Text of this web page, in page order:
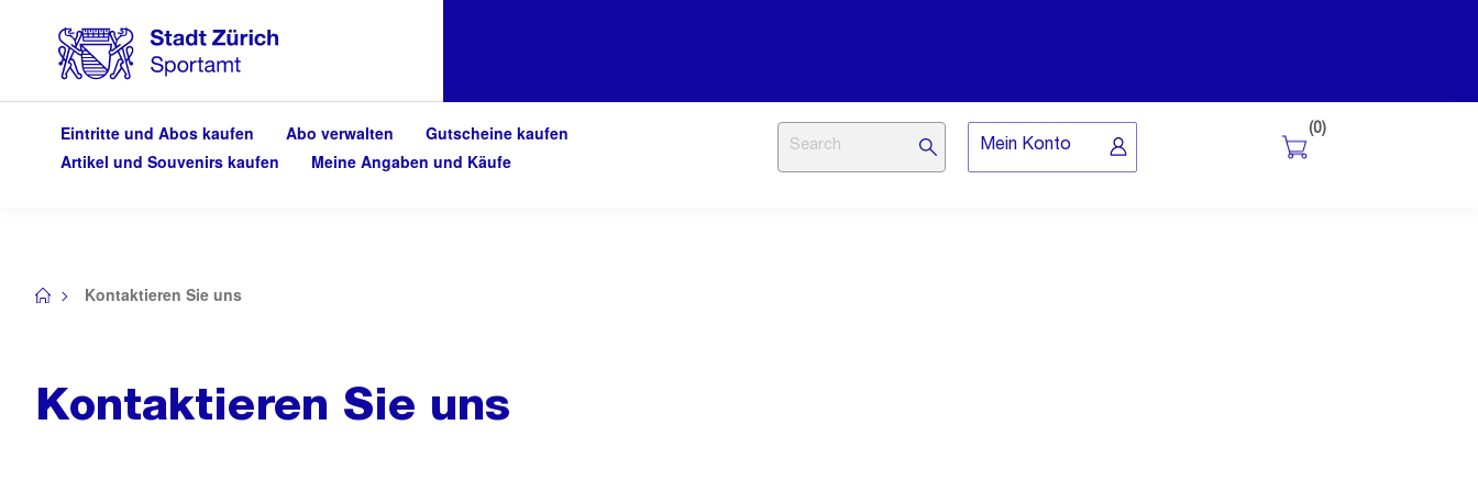
Eintritte und Abos kaufen Abo verwalten
Gutscheine kaufen
Artikel und Souvenirs kaufen
Meine Angaben und Käufe
Mein Konto
(0)
Kontaktieren Sie uns
Kontaktieren Sie uns